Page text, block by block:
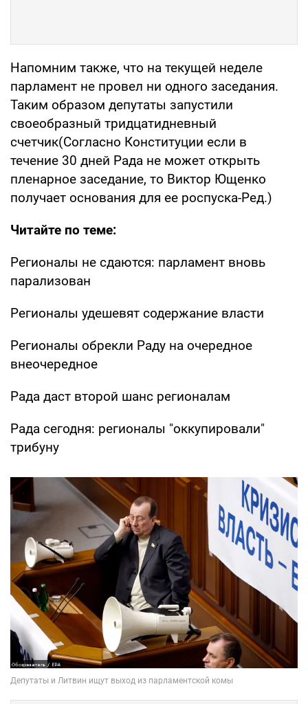
Напомним также, что на текущей неделе
парламент не провел ни одного заседания.
Таким образом депутаты запустили
своеобразный тридцатидневный
счетчик(Согласно Конституции если в
течение 30 дней Рада не может открыть
пленарное заседание, то Виктор Ющенко
получает основания для ее роспуска-Ред.)
Читайте по теме:
Регионалы не сдаются: парламент вновь
парализован
Регионалы удешевят содержание власти
Регионалы обрекли Раду на очередное
внеочередное
Рада даст второй шанс регионалам
Рада сегодня: регионалы "оккупировали"
трибуну